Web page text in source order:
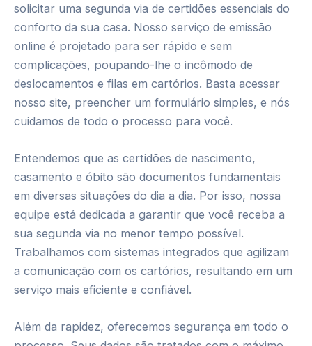
solicitar uma segunda via de certidões essenciais do
conforto da sua casa. Nosso serviço de emissão
online é projetado para ser rápido e sem
complicações, poupando-lhe o incômodo de
deslocamentos e filas em cartórios. Basta acessar
nosso site, preencher um formulário simples, e nós
cuidamos de todo o processo para você.
Entendemos que as certidões de nascimento,
casamento e óbito são documentos fundamentais
em diversas situações do dia a dia. Por isso, nossa
equipe está dedicada a garantir que você receba a
sua segunda via no menor tempo possível.
Trabalhamos com sistemas integrados que agilizam
a comunicação com os cartórios, resultando em um
serviço mais eficiente e confiável.
Além da rapidez, oferecemos segurança em todo o